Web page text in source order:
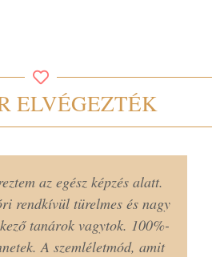
ELVÉGEZTÉK
az egész képzés alatt.
rendkívül türelmes és nagy
tanárok vagytok. 100%-
A szemléletmód, amit